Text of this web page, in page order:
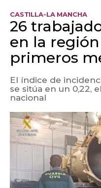
CASTILLA-LA MANCHA
26
en la
primeros
El índice de
se sitúa en un 0,22,
nacional